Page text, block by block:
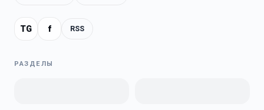
TG f RSS
РАЗДЕЛЫ